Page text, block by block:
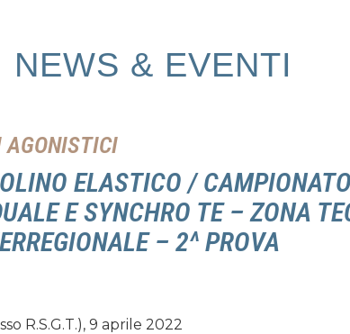
NEWS & EVENTI
AGONISTICI
ELASTICO / CAMPIONATO
E SYNCHRO TE – ZONA
– 2^ PROVA
R.S.G.T.), 9 aprile 2022